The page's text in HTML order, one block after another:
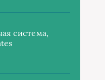
система,